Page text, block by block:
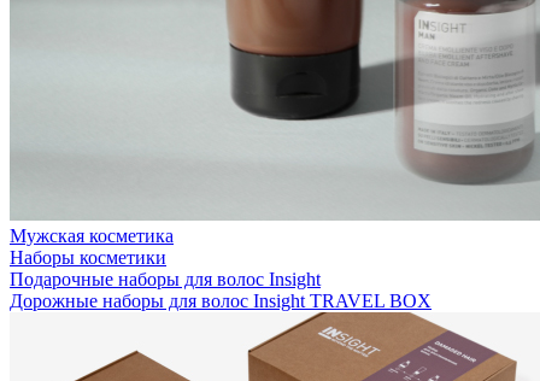
Мужская косметика
Наборы косметики
Подарочные наборы для волос Insight
Дорожные наборы для волос Insight TRAVEL BOX